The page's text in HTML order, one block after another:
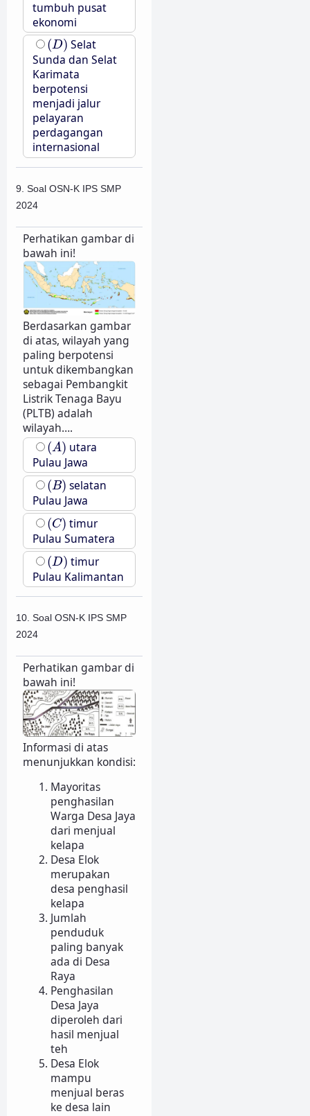
tumbuh pusat
ekonomi
(D)
(D) Selat
Sunda dan Selat
Karimata
berpotensi
menjadi jalur
pelayaran
perdagangan
internasional
9. Soal OSN-K IPS SMP
2024
Perhatikan gambar di
bawah ini!
Berdasarkan gambar
di atas, wilayah yang
paling berpotensi
untuk dikembangkan
sebagai Pembangkit
Listrik Tenaga Bayu
(PLTB) adalah
wilayah….
(A)
(A) utara
Pulau Jawa
(B)
(B) selatan
Pulau Jawa
(C)
(C) timur
Pulau Sumatera
(D)
(D) timur
Pulau Kalimantan
10. Soal OSN-K IPS SMP
2024
Perhatikan gambar di
bawah ini!
Informasi di atas
menunjukkan kondisi:
Mayoritas
penghasilan
Warga Desa Jaya
dari menjual
kelapa
Desa Elok
merupakan
desa penghasil
kelapa
Jumlah
penduduk
paling banyak
ada di Desa
Raya
Penghasilan
Desa Jaya
diperoleh dari
hasil menjual
teh
Desa Elok
mampu
menjual beras
ke desa lain